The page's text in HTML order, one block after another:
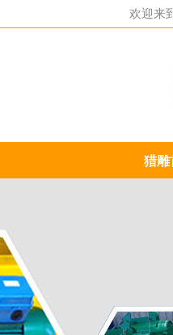
欢迎来
猎雕